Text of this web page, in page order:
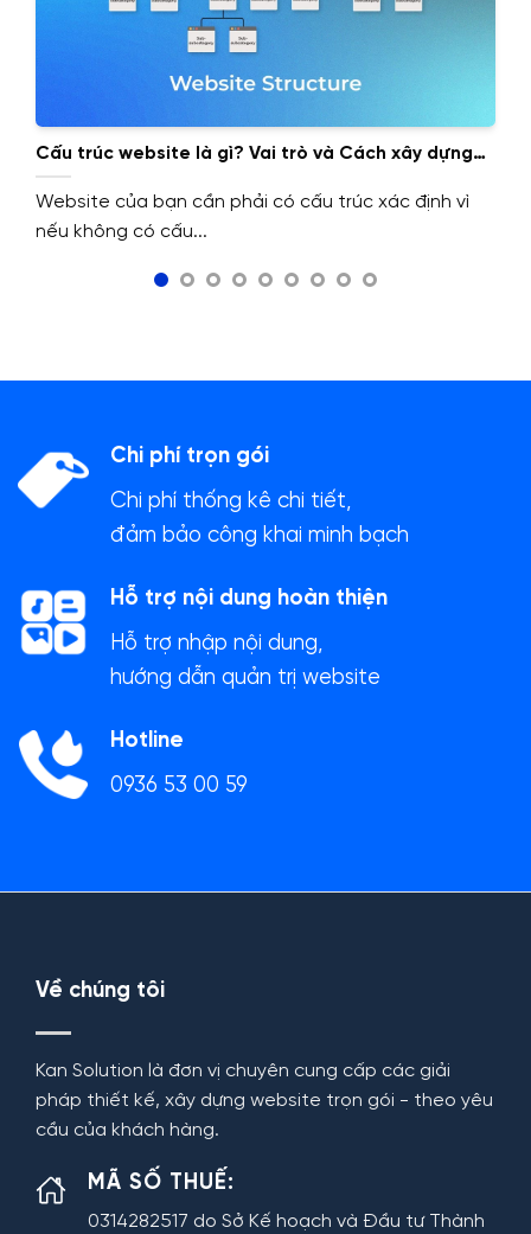
Cấu trúc website là gì? Vai trò và Cách xây dựng
cấu trúc website.
Website của bạn cần phải có cấu trúc xác định vì
nếu không có cấu...
Chi phí trọn gói
Chi phí thống kê chi tiết,
đảm bảo công khai minh bạch
Hỗ trợ nội dung hoàn thiện
Hỗ trợ nhập nội dung,
hướng dẫn quản trị website
Hotline
0936 53 00 59
Về chúng tôi
Kan Solution là đơn vị chuyên cung cấp các giải
pháp thiết kế, xây dựng website trọn gói - theo yêu
cầu của khách hàng.
MÃ SỐ THUẾ:
0314282517 do Sở Kế hoạch và Đầu tư Thành